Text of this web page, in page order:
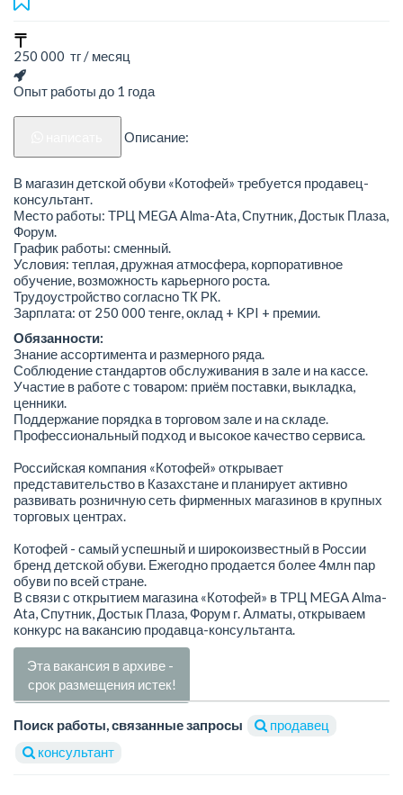
250 000 тг / месяц
Опыт работы до 1 года
Описание:
В магазин детской обуви «Котофей» требуется продавец-
консультант.
Место работы: ТРЦ MEGA Alma-Ata, Спутник, Достык Плаза,
Форум.
График работы: сменный.
Условия: теплая, дружная атмосфера, корпоративное
обучение, возможность карьерного роста.
Трудоустройство согласно ТК РК.
Зарплата: от 250 000 тенге, оклад + KPI + премии.
Обязанности:
Знание ассортимента и размерного ряда.
Соблюдение стандартов обслуживания в зале и на кассе.
Участие в работе с товаром: приём поставки, выкладка,
ценники.
Поддержание порядка в торговом зале и на складе.
Профессиональный подход и высокое качество сервиса.
Российская компания «Котофей» открывает
представительство в Казахстане и планирует активно
развивать розничную сеть фирменных магазинов в крупных
торговых центрах.
Котофей - самый успешный и широкоизвестный в России
бренд детской обуви. Ежегодно продается более 4млн пар
обуви по всей стране.
В связи с открытием магазина «Котофей» в ТРЦ MEGA Alma-
Ata, Спутник, Достык Плаза, Форум г. Алматы, открываем
конкурс на вакансию продавца-консультанта.
Эта вакансия в архиве -
срок размещения истек!
Поиск работы, связанные запросы
продавец
консультант